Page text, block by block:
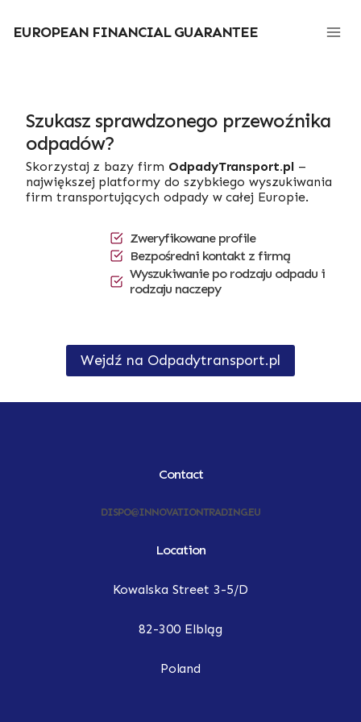
treści
EUROPEAN FINANCIAL GUARANTEE
Szukasz sprawdzonego przewoźnika
odpadów?
Skorzystaj z bazy firm OdpadyTransport.pl–
największej platformy do szybkiego wyszukiwania
firm transportujących odpady w całej Europie.
Zweryfikowane profile
Bezpośredni kontakt z firmą
Wyszukiwanie po rodzaju odpadu i
rodzaju naczepy
Wejdź na Odpadytransport.pl
Contact
DISPO@INNOVATIONTRADING.EU
Location
Kowalska Street 3-5/D
82-300 Elbląg
Poland